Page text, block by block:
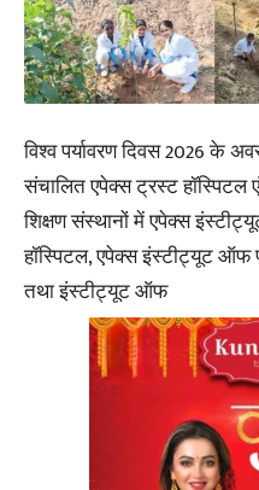
विश्व पर्यावरण दिवस 2026 के
संचालित एपेक्स ट्रस्ट हॉस्पिटल
शिक्षण संस्थानों में एपेक्स
हॉस्पिटल, एपेक्स इंस्टीट्यूट ऑफ
तथा इंस्टीट्यूट ऑफ